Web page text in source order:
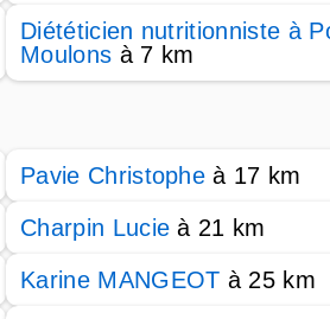
Diététicien nutritionniste à
Moulons à 7 km
Pavie Christophe à 17 km
Charpin Lucie à 21 km
Karine MANGEOT à 25 km